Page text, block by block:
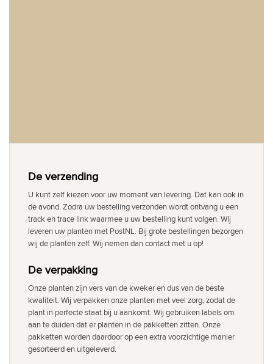
De verzending
U kunt zelf kiezen voor uw moment van levering. Dat kan ook in
de avond. Zodra uw bestelling verzonden wordt ontvang u een
track en trace link waarmee u uw bestelling kunt volgen. Wij
leveren uw planten met PostNL. Bij grote bestellingen bezorgen
wij de planten zelf. Wij nemen dan contact met u op!
De verpakking
Onze planten zijn vers van de kweker en dus van de beste
kwaliteit. Wij verpakken onze planten met veel zorg, zodat de
plant in perfecte staat bij u aankomt. Wij gebruiken labels om
aan te duiden dat er planten in de pakketten zitten. Onze
pakketten worden daardoor op een extra voorzichtige manier
gesorteerd en uitgeleverd.